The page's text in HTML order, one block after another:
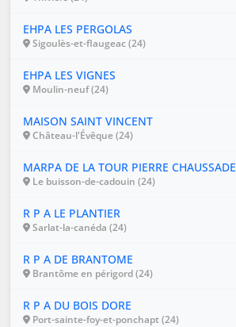
EHPA LES PERGOLAS
Sigoulès-et-flaugeac (24)
EHPA LES VIGNES
Moulin-neuf (24)
MAISON SAINT VINCENT
Château-l'Évêque (24)
MARPA DE LA TOUR PIERRE CHAUSSADE
Le buisson-de-cadouin (24)
R P A LE PLANTIER
Sarlat-la-canéda (24)
R P A DE BRANTOME
Brantôme en périgord (24)
R P A DU BOIS DORE
Port-sainte-foy-et-ponchapt (24)